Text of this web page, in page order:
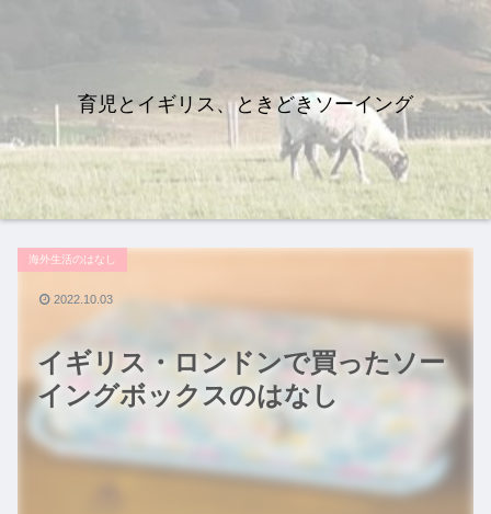
育児とイギリス、ときどきソーイング
イギリス・ロンドンで買ったソー
イングボックスのはなし
海外生活のはなし
2022.10.03